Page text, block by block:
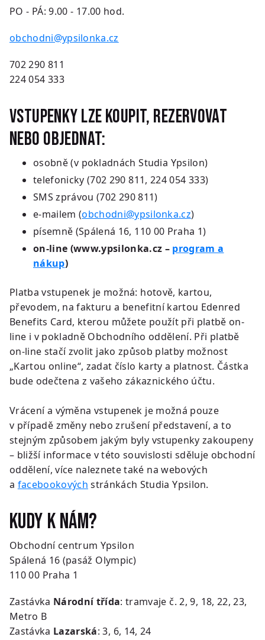
PO - PÁ: 9.00 - 17.00 hod.
obchodni@ypsilonka.cz
702 290 811
224 054 333
Vstupenky lze koupit, rezervovat
nebo objednat:
osobně (v pokladnách Studia Ypsilon)
telefonicky (702 290 811, 224 054 333)
SMS zprávou (702 290 811)
e-mailem (obchodni@ypsilonka.cz)
písemně (Spálená 16, 110 00 Praha 1)
on-line (www.ypsilonka.cz – program a
nákup)
Platba vstupenek je možná: hotově, kartou,
převodem, na fakturu a benefitní kartou Edenred
Benefits Card, kterou můžete použít při platbě on-
line i v pokladně Obchodního oddělení. Při platbě
on-line stačí zvolit jako způsob platby možnost
„Kartou online“, zadat číslo karty a platnost. Částka
bude odečtena z vašeho zákaznického účtu.​
Vrácení a výměna vstupenek je možná pouze
v případě změny nebo zrušení představení, a to
stejným způsobem jakým byly vstupenky zakoupeny
– bližší informace v této souvislosti sděluje obchodní
oddělení, více naleznete také na webových
a facebookových stránkách Studia Ypsilon.
Kudy k nám?
Obchodní centrum Ypsilon
Spálená 16 (pasáž Olympic)
110 00 Praha 1
Zastávka Národní třída: tramvaje č. 2, 9, 18, 22, 23,
Metro B
Zastávka Lazarská: 3, 6, 14, 24